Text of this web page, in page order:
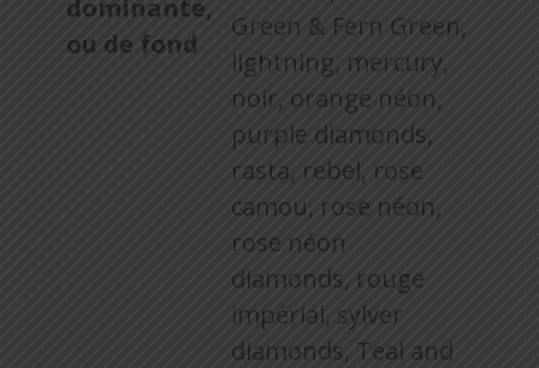
dominante,
ou de fond
Green & Fern Green,
lightning, mercury,
noir, orange néon,
purple diamonds,
rasta, rebel, rose
camou, rose néon,
rose néon
diamonds, rouge
impérial, sylver
diamonds, Teal and